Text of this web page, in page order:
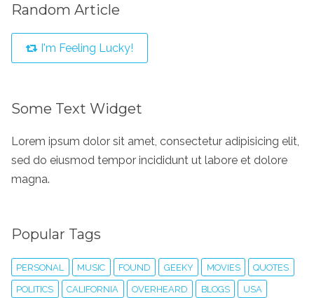
Random Article
I'm Feeling Lucky!
Some Text Widget
Lorem ipsum dolor sit amet, consectetur adipisicing elit,
sed do eiusmod tempor incididunt ut labore et dolore
magna.
Popular Tags
PERSONAL MUSIC FOUND GEEKY MOVIES QUOTES
POLITICS CALIFORNIA OVERHEARD BLOGS USA